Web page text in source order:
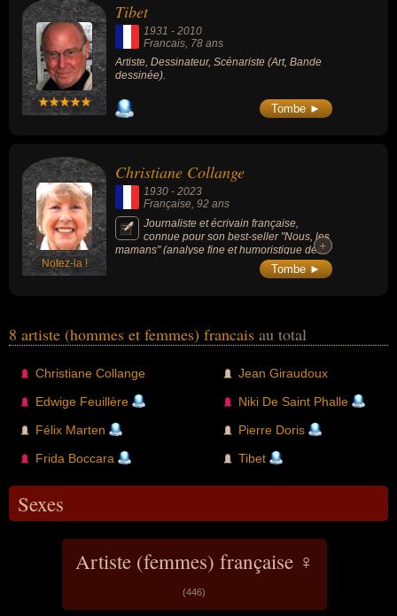
Tibet
1931 - 2010
Francais, 78 ans
Artiste, Dessinateur, Scénariste (Art, Bande
dessinée).
Tombe ►
Notez-la !
Christiane Collange
1930 - 2023
Française, 92 ans
Journaliste et écrivain française,
connue pour son best-seller "Nous, les
mamans" (analyse fine et humoristique des
nouveaux défis des femmes modernes,
conciliant carrière professionnelle et vie de
son époque en transformant la presse
destinée aux femmes, y introduisant des
que de simples conseils domestiques.
+
+
Tombe ►
8 artiste (hommes et femmes) francais au total
Christiane Collange
Edwige Feuillère
Félix Marten
Frida Boccara
Jean Giraudoux
Niki De Saint Phalle
Pierre Doris
Tibet
Sexes
Artiste (femmes) française ♀
(446)